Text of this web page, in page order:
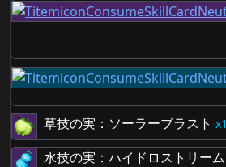
草技の実：ソーラーブラスト
1
水技の実：ハイドロストリーム